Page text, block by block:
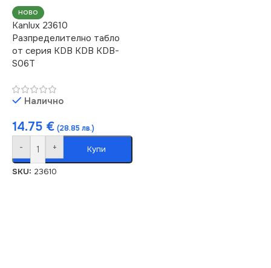
НОВО
Kanlux 23610
Разпределително табло
от серия KDB KDB KDB-
S06T
Налично
14.75 € (28.85 лв.)
- + Купи
SKU: 23610